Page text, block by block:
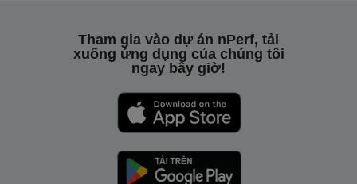
Tham gia vào dự án nPerf, tải
xuống ứng dụng của chúng tôi
ngay bây giờ!